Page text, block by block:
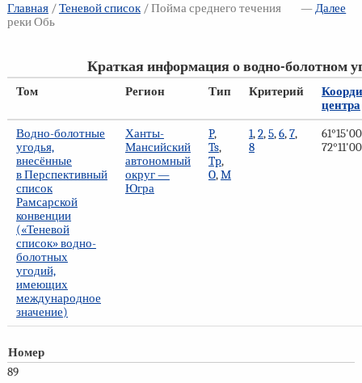
Главная/ —Далее
Теневой список/ Пойма среднего течения
реки Обь
Краткая информация о водно-болотном
Том Регион Тип Критерий
центра
Водно-болотные
угодья,
внесённые
в Перспективный
список
Рамсарской
конвенции
(«Теневой
список» водно-
болотных
угодий,
имеющих
международное
значение)
Ханты-
Мансийский
автономный
округ —
Югра
P,
Ts,
Tp,
O,M
1,2,5,6,7,
8
Номер
89